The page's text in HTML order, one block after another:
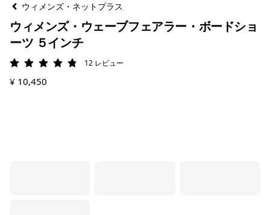
ウィメンズ・ネットプラス
ウィメンズ・ウェーブフェアラー・ボードショ
ーツ ５インチ
評価: 4.8 / 5
12 レビュー
¥ 10,450